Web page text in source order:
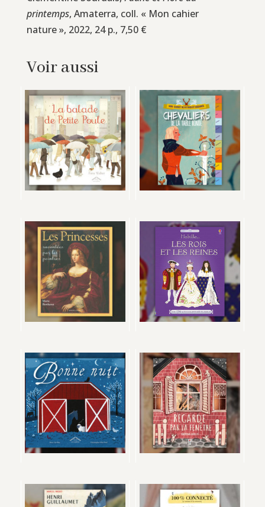
printemps, Amaterra, coll. « Mon cahier
nature », 2022, 24 p., 7,50 €
Voir aussi